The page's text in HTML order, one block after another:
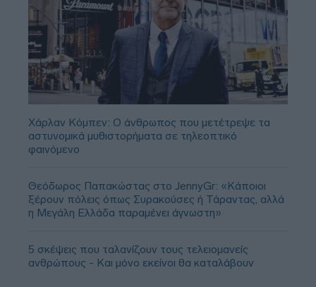
Χάρλαν Κόμπεν: Ο άνθρωπος που μετέτρεψε τα
αστυνομικά μυθιστορήματα σε τηλεοπτικό
φαινόμενο
Θεόδωρος Παπακώστας στο JennyGr: «Κάποιοι
ξέρουν πόλεις όπως Συρακούσες ή Τάραντας, αλλά
η Μεγάλη Ελλάδα παραμένει άγνωστη»
5 σκέψεις που ταλανίζουν τους τελειομανείς
ανθρώπους - Και μόνο εκείνοι θα καταλάβουν